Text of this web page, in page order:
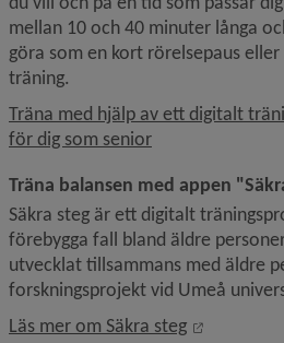
mellan 10 och 40 minuter långa
göra som en kort rörelsepaus
träning.
Träna med hjälp av ett digitalt
för dig som senior
Träna balansen med appen
Säkra steg är ett digitalt
förebygga fall bland äldre
utvecklat tillsammans med äldre
forskningsprojekt vid Umeå
Läs mer om Säkra steg
Länk till